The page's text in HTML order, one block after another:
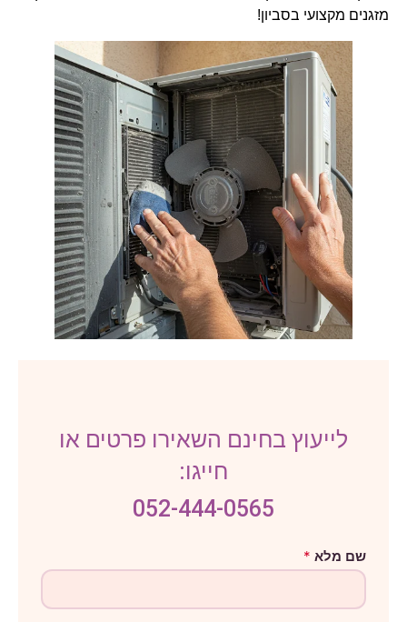
מזגנים מקצועי בסביון!
לייעוץ בחינם השאירו פרטים או
חייגו:
052-444-0565
שם מלא * ט
ל
ן